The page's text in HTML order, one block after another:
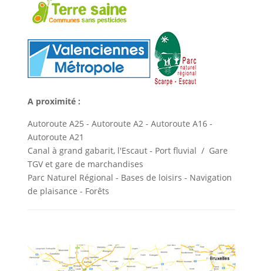
A proximité :
Autoroute A25 - Autoroute A2 - Autoroute A16 -
Autoroute A21
Canal à grand gabarit, l'Escaut - Port fluvial / Gare
TGV et gare de marchandises
Parc Naturel Régional - Bases de loisirs - Navigation
de plaisance - Forêts